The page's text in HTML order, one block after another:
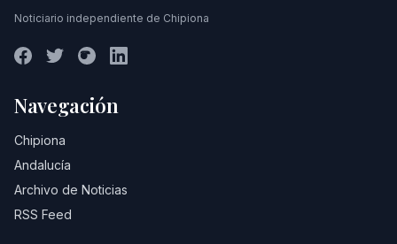
Noticiario independiente de Chipiona
Navegación
Chipiona
Andalucía
Archivo de Noticias
RSS Feed